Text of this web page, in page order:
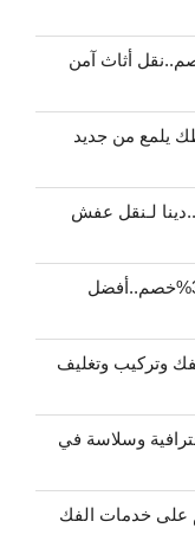
بـ100ريال خصم..نقل أثاث آمن
يلمع من جديد
عفش شمال الرياض بخصم 40%..دينا لـنقل عفش
نقل عفش بالرياض باكستاني ومصري بـ33%خصم..أفضل
الأثاث بالرياض بـ40% لفك وتركيب وتغليف
بـ35%خصم احترافية وسلاسة في
100 ريال خصم على خدمات الفك